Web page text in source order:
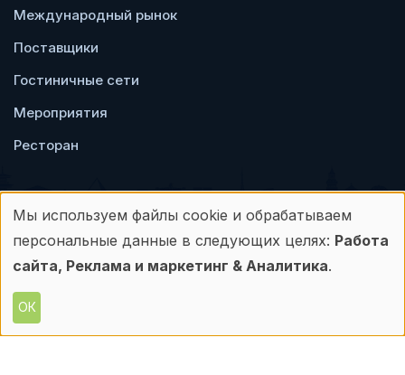
Международный рынок
Поставщики
Гостиничные сети
Мероприятия
Ресторан
Пользовательское
соглашение
Политика
конфиденциальности
Любое использование материалов с данного
Использование
персональных
данных
и
Мы используем файлы cookie и обрабатываем
персональные данные в следующих целях: Работа
сайта, Реклама и маркетинг & Аналитика.
ОК